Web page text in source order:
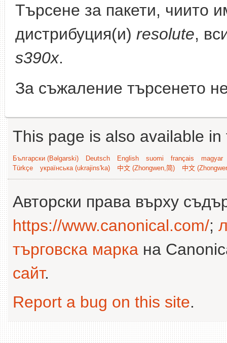
Търсене за пакети, чиито
дистрибуция(и) resolute,
s390x.
За съжаление търсенето
This page is also available
Български (Bəlgarski) Deutsch English suomi français
magyar
Türkçe
українська (ukrajins'ka) 中文 (Zhongwen,简) 中文
Авторски права върху
https://www.canonical.com/;
търговска марка на
сайт.
Report a bug on this site.